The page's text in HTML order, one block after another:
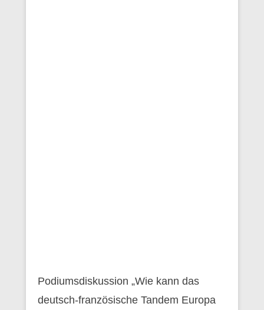
Podiumsdiskussion „Wie kann das
deutsch-französische Tandem Europa